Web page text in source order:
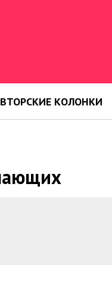
КОЛОНКИ